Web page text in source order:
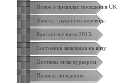
Новое в правилах посещения UK
Анкета: трудности перевода
Британские визы-2013
Состояние заявления на визу
Доставка визы курьером
Правила поведения